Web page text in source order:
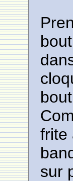
frite
sur